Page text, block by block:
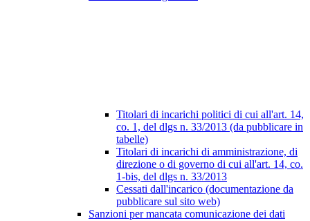
Titolari di incarichi politici di cui all'art. 14,
co. 1, del dlgs n. 33/2013 (da pubblicare in
tabelle)
Titolari di incarichi di amministrazione, di
direzione o di governo di cui all'art. 14, co.
1-bis, del dlgs n. 33/2013
Cessati dall'incarico (documentazione da
pubblicare sul sito web)
Sanzioni per mancata comunicazione dei dati